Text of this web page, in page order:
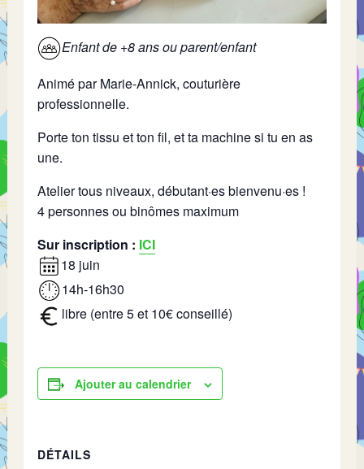
Enfant de +8 ans ou parent/enfant
Animé par Marie-Annick, couturière
professionnelle.
Porte ton tissu et ton fil, et ta machine si tu en as
une.
Atelier tous niveaux, débutant·es bienvenu·es !
4 personnes ou binômes maximum
Sur inscription : ICI
18 juin
14h-16h30
libre (entre 5 et 10€ conseillé)
Ajouter au calendrier
DÉTAILS